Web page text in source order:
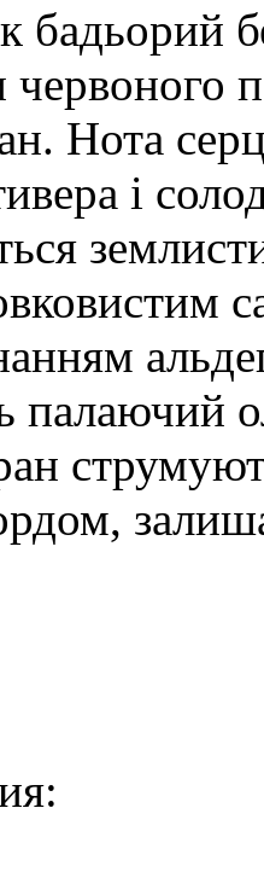
бадьорий
червоного
Нота
і